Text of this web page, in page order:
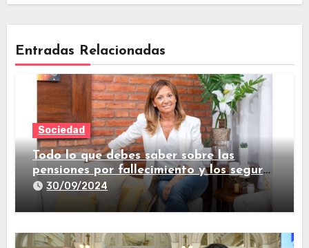
Entradas Relacionadas
Sociedad
Todo lo que debes saber sobre las
pensiones por fallecimiento y los seguros
de vida
30/09/2024